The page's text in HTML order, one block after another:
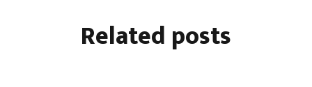
Related posts